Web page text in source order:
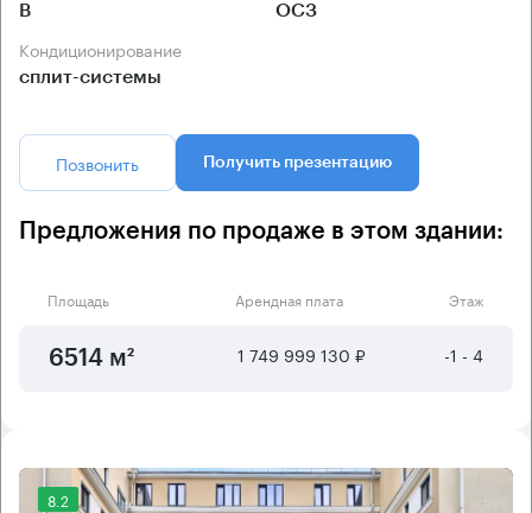
B ОСЗ
Кондиционирование
сплит-системы
Позвонить Получить презентацию
Предложения по продаже в этом здании:
Площадь Арендная плата Этаж
6514 м² 1 749 999 130 ₽ -1 - 4
8.2